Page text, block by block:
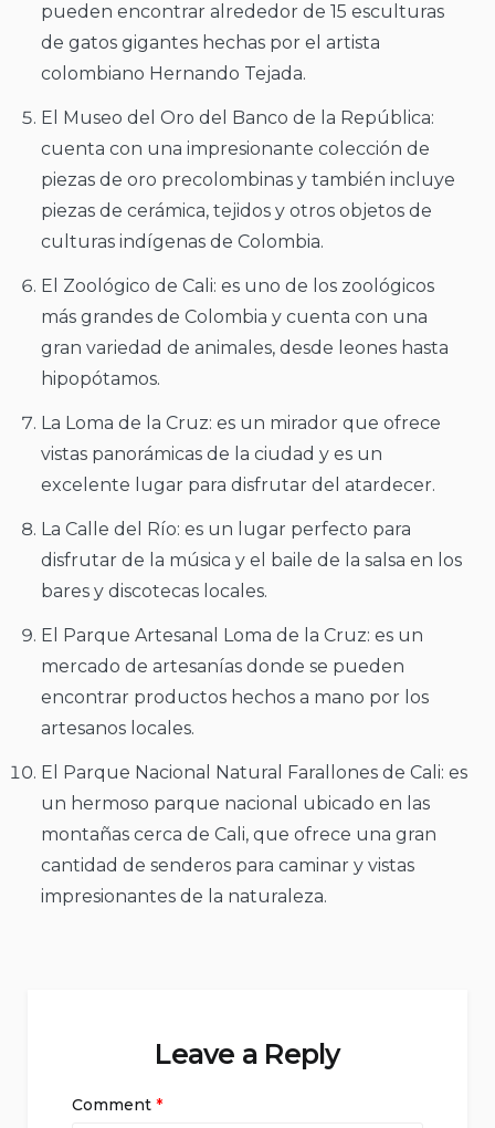
pueden encontrar alrededor de 15 esculturas
de gatos gigantes hechas por el artista
colombiano Hernando Tejada.
El Museo del Oro del Banco de la República:
cuenta con una impresionante colección de
piezas de oro precolombinas y también incluye
piezas de cerámica, tejidos y otros objetos de
culturas indígenas de Colombia.
El Zoológico de Cali: es uno de los zoológicos
más grandes de Colombia y cuenta con una
gran variedad de animales, desde leones hasta
hipopótamos.
La Loma de la Cruz: es un mirador que ofrece
vistas panorámicas de la ciudad y es un
excelente lugar para disfrutar del atardecer.
La Calle del Río: es un lugar perfecto para
disfrutar de la música y el baile de la salsa en los
bares y discotecas locales.
El Parque Artesanal Loma de la Cruz: es un
mercado de artesanías donde se pueden
encontrar productos hechos a mano por los
artesanos locales.
El Parque Nacional Natural Farallones de Cali: es
un hermoso parque nacional ubicado en las
montañas cerca de Cali, que ofrece una gran
cantidad de senderos para caminar y vistas
impresionantes de la naturaleza.
Leave a Reply
Comment *